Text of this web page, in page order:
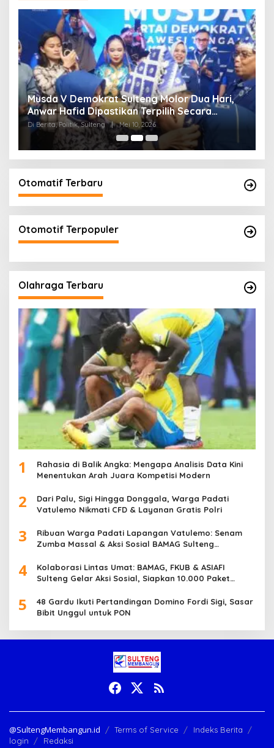
Musda V Demokrat Sulteng Molor Dua Hari,
Anwar Hafid Dipastikan Terpilih Secara
Aklamasi
Di Berita, Politik, Sulteng | Mei 10, 2026
Otomatif Terbaru
Otomotif Terpopuler
Olahraga Terbaru
1
Rahasia di Balik Angka: Mengapa Analisis Data Kini
Menentukan Arah Juara Kompetisi Modern
2
Dari Palu, Sigi Hingga Donggala, Warga Padati
Vatulemo Nikmati CFD & Layanan Gratis Polri
3
Ribuan Warga Padati Lapangan Vatulemo: Senam
Zumba Massal & Aksi Sosial BAMAG Sulteng
4
Kolaborasi Lintas Umat: BAMAG, FKUB & ASIAFI
Sulteng Gelar Aksi Sosial, Siapkan 10.000 Paket
5
48 Gardu Ikuti Pertandingan Domino Fordi Sigi, Sasar
Bibit Unggul untuk PON
@SultengMembangun.id Terms of Service
Indeks Berita
login
Redaksi